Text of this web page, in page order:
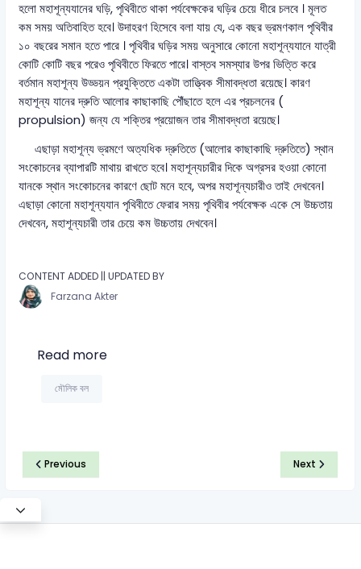
হলো মহাশূন্যযানের ঘড়ি, পৃথিবীতে থাকা পর্যবেক্ষকের ঘড়ির চেয়ে ধীরে চলবে । মূলত
কম সময় অতিবাহিত হবে। উদাহরণ হিসেবে বলা যায় যে, এক বছর ভ্রমণকাল পৃথিবীর
১০ বছরের সমান হতে পারে । পৃথিবীর ঘড়ির সময় অনুসারে কোনো মহাশূন্যযানে যাত্রী
কোটি কোটি বছর পরেও পৃথিবীতে ফিরতে পারে। বাস্তব সমস্যার উপর ভিত্তি করে
বর্তমান মহাশূন্য উড্ডয়ন প্রযুক্তিতে একটা তাত্ত্বিক সীমাবদ্ধতা রয়েছে। কারণ
মহাশূন্য যানের দ্রুতি আলোর কাছাকাছি পৌঁছাতে হলে এর প্রচলনের (
propulsion) জন্য যে শক্তির প্রয়োজন তার সীমাবদ্ধতা রয়েছে।
এছাড়া মহাশূন্য ভ্রমণে অত্যধিক দ্রুতিতে (আলোর কাছাকাছি দ্রুতিতে) স্থান
সংকোচনের ব্যাপারটি মাথায় রাখতে হবে। মহাশূন্যচারীর দিকে অগ্রসর হওয়া কোনো
যানকে স্থান সংকোচনের কারণে ছোট মনে হবে, অপর মহাশূন্যচারীও তাই দেখবেন।
এছাড়া কোনো মহাশূন্যযান পৃথিবীতে ফেরার সময় পৃথিবীর পর্যবেক্ষক একে সে উচ্চতায়
দেখবেন, মহাশূন্যচারী তার চেয়ে কম উচ্চতায় দেখবেন।
CONTENT ADDED || UPDATED BY
Farzana Akter
Read more
মৌলিক বল
Previous Next